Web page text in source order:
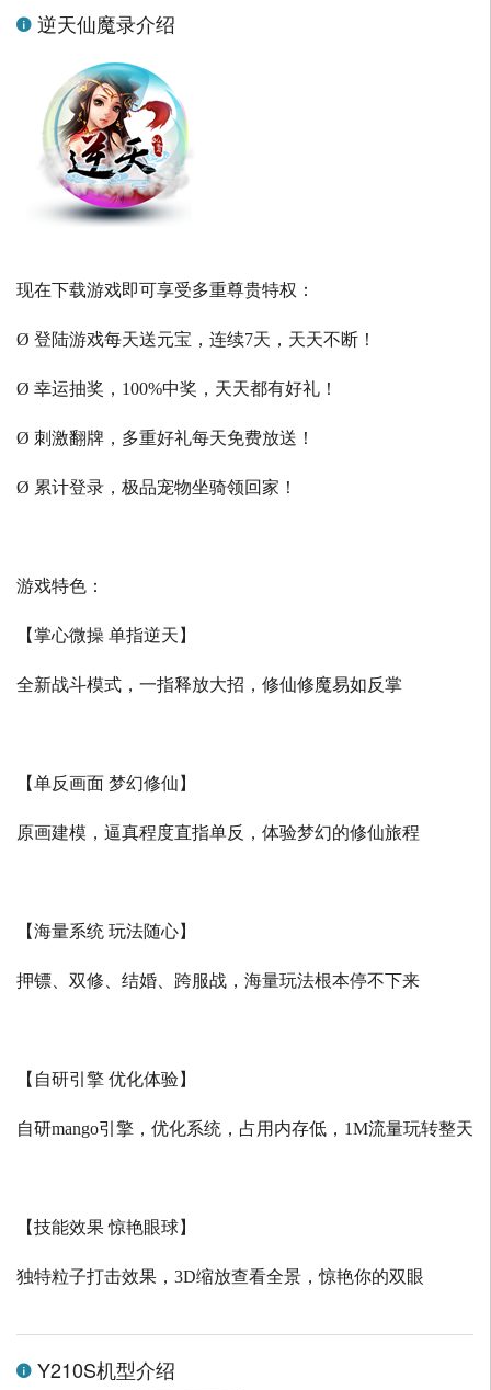
逆天仙魔录介绍
现在下载游戏即可享受多重尊贵特权：
Ø 登陆游戏每天送元宝，连续7天，天天不断！
Ø 幸运抽奖，100%中奖，天天都有好礼！
Ø 刺激翻牌，多重好礼每天免费放送！
Ø 累计登录，极品宠物坐骑领回家！
游戏特色：
【掌心微操 单指逆天】
全新战斗模式，一指释放大招，修仙修魔易如反掌
【单反画面 梦幻修仙】
原画建模，逼真程度直指单反，体验梦幻的修仙旅程
【海量系统 玩法随心】
押镖、双修、结婚、跨服战，海量玩法根本停不下来
【自研引擎 优化体验】
自研mango引擎，优化系统，占用内存低， 1M流量玩转整天
【技能效果 惊艳眼球】
独特粒子打击效果， 3D缩放查看全景，惊艳你的双眼
Y210S机型介绍